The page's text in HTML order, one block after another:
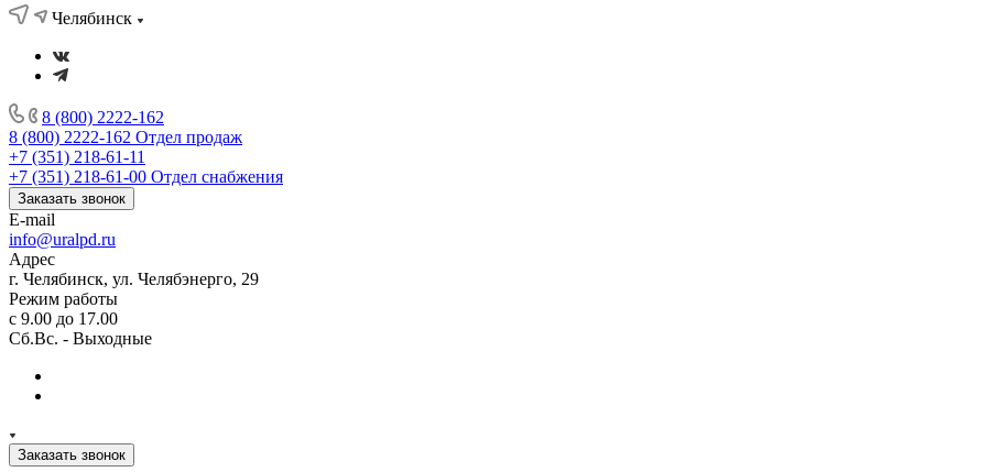
Челябинск
8 (800) 2222-162
8 (800) 2222-162 Отдел продаж
+7 (351) 218-61-11
+7 (351) 218-61-00 Отдел снабжения
Заказать звонок
E-mail
info@uralpd.ru
Адрес
г. Челябинск, ул. Челябэнерго, 29
Режим работы
с 9.00 до 17.00
Сб.Вс. - Выходные
Заказать звонок